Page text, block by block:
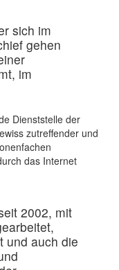
sich im
gehen
im
Dienststelle der
zutreffender und
das Internet
2002, mit
und auch die